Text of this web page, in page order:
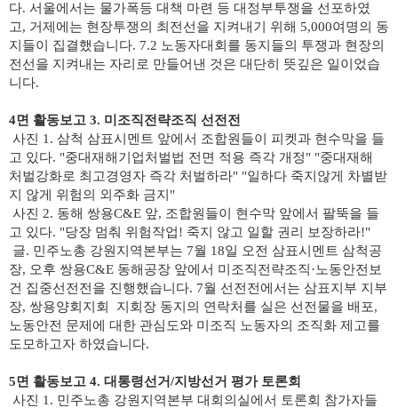
다. 서울에서는 물가폭등 대책 마련 등 대정부투쟁을 선포하였
고, 거제에는 현장투쟁의 최전선을 지켜내기 위해 5,000여명의 동
지들이 집결했습니다. 7.2 노동자대회를 동지들의 투쟁과 현장의
전선을 지켜내는 자리로 만들어낸 것은 대단히 뜻깊은 일이었습
니다.
4면 활동보고 3. 미조직전략조직 선전전
사진 1. 삼척 삼표시멘트 앞에서 조합원들이 피켓과 현수막을 들
고 있다. "중대재해기업처벌법 전면 적용 즉각 개정" "중대재해
처벌강화로 최고경영자 즉각 처벌하라" "일하다 죽지않게 차별받
지 않게 위험의 외주화 금지"
사진 2. 동해 쌍용C&E 앞, 조합원들이 현수막 앞에서 팔뚝을 들
고 있다. "당장 멈춰 위험작업! 죽지 않고 일할 권리 보장하라!"
글. 민주노총 강원지역본부는 7월 18일 오전 삼표시멘트 삼척공
장, 오후 쌍용C&E 동해공장 앞에서 미조직전략조직·노동안전보
건 집중선전전을 진행했습니다. 7월 선전전에서는 삼표지부 지부
장, 쌍용양회지회 지회장 동지의 연락처를 실은 선전물을 배포,
노동안전 문제에 대한 관심도와 미조직 노동자의 조직화 제고를
도모하고자 하였습니다.
5면 활동보고 4. 대통령선거/지방선거 평가 토론회
사진 1. 민주노총 강원지역본부 대회의실에서 토론회 참가자들